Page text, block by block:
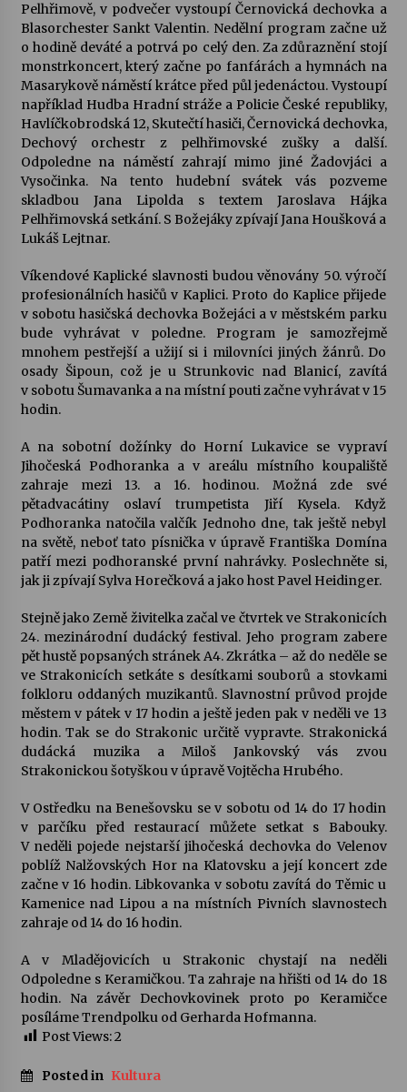
Pelhřimově, v podvečer vystoupí Černovická dechovka a
Blasorchester Sankt Valentin. Nedělní program začne už
o hodině deváté a potrvá po celý den. Za zdůraznění stojí
monstrkoncert, který začne po fanfárách a hymnách na
Masarykově náměstí krátce před půl jedenáctou. Vystoupí
například Hudba Hradní stráže a Policie České republiky,
Havlíčkobrodská 12, Skutečtí hasiči, Černovická dechovka,
Dechový orchestr z pelhřimovské zušky a další.
Odpoledne na náměstí zahrají mimo jiné Žadovjáci a
Vysočinka. Na tento hudební svátek vás pozveme
skladbou Jana Lipolda s textem Jaroslava Hájka
Pelhřimovská setkání. S Božejáky zpívají Jana Houšková a
Lukáš Lejtnar.
Víkendové Kaplické slavnosti budou věnovány 50. výročí
profesionálních hasičů v Kaplici. Proto do Kaplice přijede
v sobotu hasičská dechovka Božejáci a v městském parku
bude vyhrávat v poledne. Program je samozřejmě
mnohem pestřejší a užijí si i milovníci jiných žánrů. Do
osady Šipoun, což je u Strunkovic nad Blanicí, zavítá
v sobotu Šumavanka a na místní pouti začne vyhrávat v 15
hodin.
A na sobotní dožínky do Horní Lukavice se vypraví
Jihočeská Podhoranka a v areálu místního koupaliště
zahraje mezi 13. a 16. hodinou. Možná zde své
pětadvacátiny oslaví trumpetista Jiří Kysela. Když
Podhoranka natočila valčík Jednoho dne, tak ještě nebyl
na světě, neboť tato písnička v úpravě Františka Domína
patří mezi podhoranské první nahrávky. Poslechněte si,
jak ji zpívají Sylva Horečková a jako host Pavel Heidinger.
Stejně jako Země živitelka začal ve čtvrtek ve Strakonicích
24. mezinárodní dudácký festival. Jeho program zabere
pět hustě popsaných stránek A4. Zkrátka – až do neděle se
ve Strakonicích setkáte s desítkami souborů a stovkami
folkloru oddaných muzikantů. Slavnostní průvod projde
městem v pátek v 17 hodin a ještě jeden pak v neděli ve 13
hodin. Tak se do Strakonic určitě vypravte. Strakonická
dudácká muzika a Miloš Jankovský vás zvou
Strakonickou šotyškou v úpravě Vojtěcha Hrubého.
V Ostředku na Benešovsku se v sobotu od 14 do 17 hodin
v parčíku před restaurací můžete setkat s Babouky.
V neděli pojede nejstarší jihočeská dechovka do Velenov
poblíž Nalžovských Hor na Klatovsku a její koncert zde
začne v 16 hodin. Libkovanka v sobotu zavítá do Těmic u
Kamenice nad Lipou a na místních Pivních slavnostech
zahraje od 14 do 16 hodin.
A v Mladějovicích u Strakonic chystají na neděli
Odpoledne s Keramičkou. Ta zahraje na hřišti od 14 do 18
hodin. Na závěr Dechovkovinek proto po Keramičce
posíláme Trendpolku od Gerharda Hofmanna.
Post Views:2
Posted in Kultura